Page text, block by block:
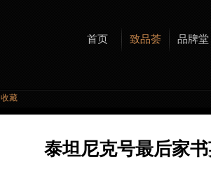
首页 致品荟 品牌堂
收藏
泰坦尼克号最后家